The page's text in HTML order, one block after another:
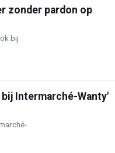
zonder pardon op
bij
Intermarché-Wanty'